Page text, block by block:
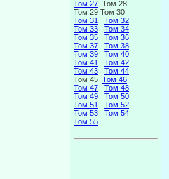
Том 27 Том 28
Том 29 Том 30
Том 31
Том 32
Том 33
Том 34
Том 35
Том 36
Том 37
Том 38
Том 39
Том 40
Том 41
Том 42
Том 43
Том 44
Том 45 Том 46
Том 47
Том 48
Том 49
Том 50
Том 51
Том 52
Том 53
Том 54
Том 55